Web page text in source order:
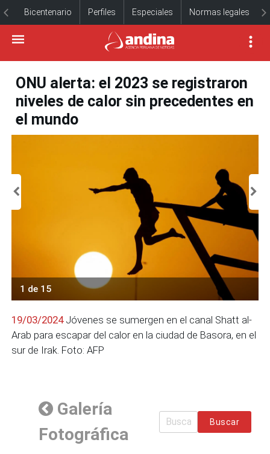
Bicentenario Perfiles Especiales Normas legales
ONU alerta: el 2023 se registraron
niveles de calor sin precedentes en
el mundo
1 de 15
19/03/2024Jóvenes se sumergen en el canal Shatt al-
Arab para escapar del calor en la ciudad de Basora, en el
sur de Irak. Foto: AFP
Galería
Fotográfica
Buscar